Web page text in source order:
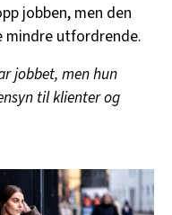
jobben, men den
mindre utfordrende.
jobbet, men hun
til klienter og